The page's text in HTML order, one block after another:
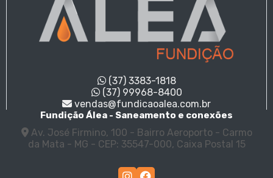
(37) 3383-1818
(37) 99968-8400
vendas@fundicaoalea.com.br
Fundição Álea - Saneamento e conexões
Av. José Firmino, 100 - Bairro Aeroporto - Carmo
da Mata - MG - CEP: 35547-000, Caixa Postal 15